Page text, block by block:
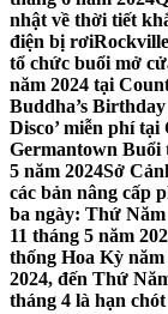
nhật về thời tiết
điện bị rơi
tổ chức buổi mở
năm 2024 tại
Buddha’s
Disco’ miễn phí
Germantown Buổi
5 năm 2024Sở
các bản nâng cấp
ba ngày: Thứ
11 tháng 5 năm
thống Hoa Kỳ
2024, đến Thứ
tháng 4 là hạn